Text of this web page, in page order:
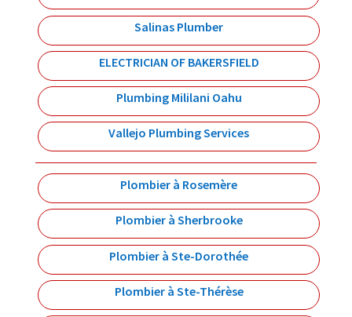
Salinas Plumber
ELECTRICIAN OF BAKERSFIELD
Plumbing Mililani Oahu
Vallejo Plumbing Services
Plombier à Rosemère
Plombier à Sherbrooke
Plombier à Ste-Dorothée
Plombier à Ste-Thérèse